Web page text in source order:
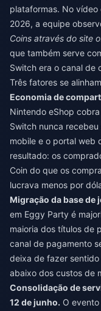
plataformas. No
2026, a equipe
Coins através do site
que também serve
Switch era o canal de
Três fatores se
Economia de
Nintendo eShop
Switch nunca
mobile e o portal web
resultado: os
Coin do que os
lucrava menos por
Migração da base de
em Eggy Party é
maioria dos títulos de
canal de pagamento
deixa de fazer
abaixo dos custos de
Consolidação de
12 de junho. O